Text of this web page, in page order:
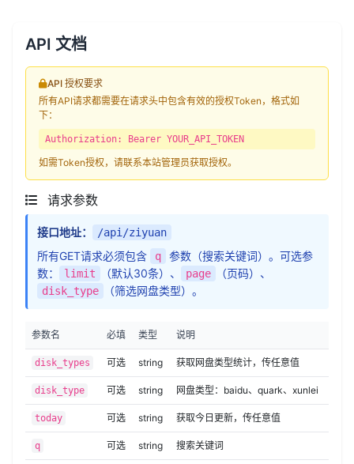
API 文档
API 授权要求
所有API请求都需要在请求头中包含有效的授权Token，格式如
下：
Authorization: Bearer YOUR_API_TOKEN
如需Token授权，请联系本站管理员获取授权。
请求参数
接口地址： /api/ziyuan
所有GET请求必须包含 q
参数（搜索关键词）。可选参
数：
limit （默认30条）、 page （页码）、
disk_type （筛选网盘类型）。
参数名 必填 类型 说明
disk_types 可选 string 获取网盘类型统计，传任意值
disk_type 可选 string 网盘类型：baidu、quark、xunlei
today 可选 string 获取今日更新，传任意值
q 可选 string 搜索关键词